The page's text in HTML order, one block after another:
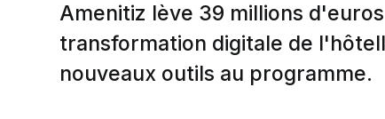
Amenitiz lève 39 millions
transformation digitale de
nouveaux outils au programme.